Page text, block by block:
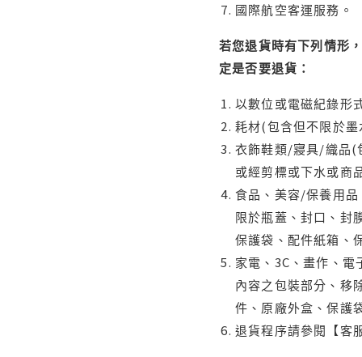
國際航空客運服務。
若您退貨時有下列情形
定是否要退貨：
以數位或電磁紀錄形
耗材(包含但不限於
衣飾鞋類/寢具/織品(
或經剪標或下水或商
食品、美容/保養用
限於瓶蓋、封口、封
保護袋、配件紙箱、
家電、3C、畫作、
內容之包裝部分、移
件、原廠外盒、保護
退貨程序請參閱【客